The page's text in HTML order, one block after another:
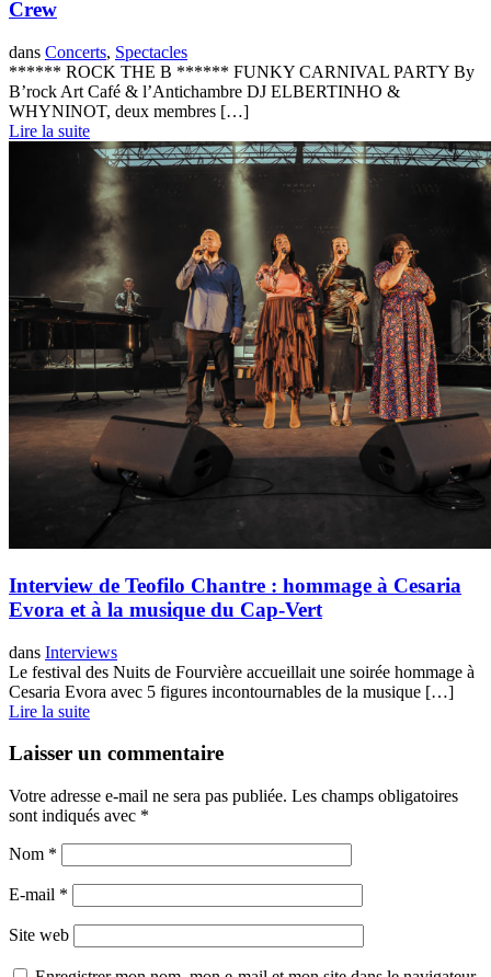
Crew
dans Concerts, Spectacles
****** ROCK THE B ****** FUNKY CARNIVAL PARTY By
B’rock Art Café & l’Antichambre DJ ELBERTINHO &
WHYNINOT, deux membres […]
Lire la suite
Interview de Teofilo Chantre : hommage à Cesaria
Evora et à la musique du Cap-Vert
dans Interviews
Le festival des Nuits de Fourvière accueillait une soirée hommage à
Cesaria Evora avec 5 figures incontournables de la musique […]
Lire la suite
Laisser un commentaire
Votre adresse e-mail ne sera pas publiée. Les champs obligatoires
sont indiqués avec *
Nom *
E-mail *
Site web